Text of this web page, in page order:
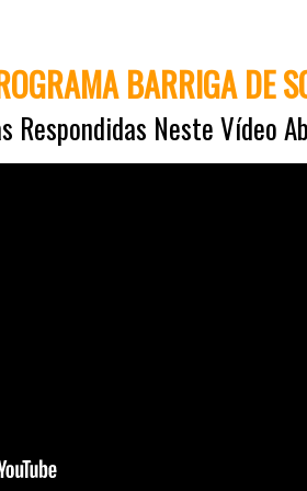
BARRIGA DE
Respondidas Neste Vídeo